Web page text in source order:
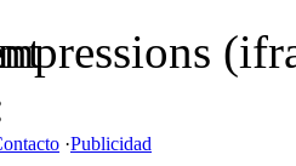
·Publicidad